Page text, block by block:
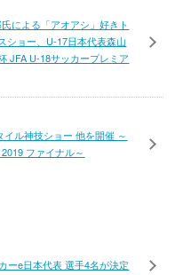
による「アオアシ」好きト
ショー、U-17日本代表森山
JFA U-18サッカープレミア
イル神技ショー 他を開催 ～
ファイナル～
ーe日本代表 選手4名が決定